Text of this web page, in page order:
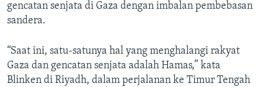
gencatan senjata di Gaza dengan imbalan pembebasan
sandera.
“Saat ini, satu-satunya hal yang menghalangi rakyat
Gaza dan gencatan senjata adalah Hamas,” kata
Blinken di Riyadh, dalam perjalanan ke Timur Tengah